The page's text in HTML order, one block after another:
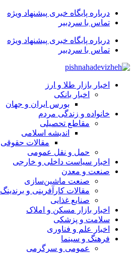
درباره پایگاه خبری پیشنهاد ویژه
تماس با سردبیر
درباره پایگاه خبری پیشنهاد ویژه
تماس با سردبیر
اخبار بازار طلا و ارز
اخبار بانکی
بورس ایران و جهان
خانواده و زندگی مردم
مقاطع تحصیلی
اندیشه اسلامی
مقالات حقوقی
حمل و نقل عمومی
اخبار سیاست داخلی و خارجی
صنعت و معدن
صنعت ماشین‌سازی
مقالات کارآفرینی و برندینگ
صنایع غذایی
اخبار بازار مسکن و املاک
سلامت و پزشکی
اخبار علم و فناوری
فرهنگ و سینما
عمومی و سرگرمی